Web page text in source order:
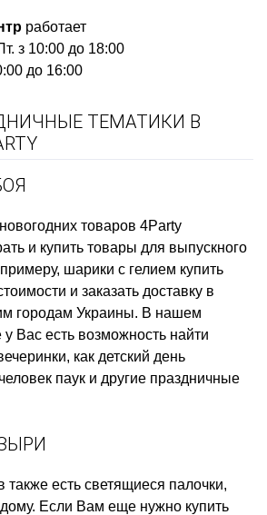
работает
з 10:00 до 18:00
до 16:00
ТЕМАТИКИ В
товаров 4Party
и купить товары для выпускного
шарики с гелием купить
и заказать доставку в
городам Украины. В нашем
у Вас есть возможность найти
как детский день
паук и другие праздничные
также есть светящиеся палочки,
Если Вам еще нужно купить